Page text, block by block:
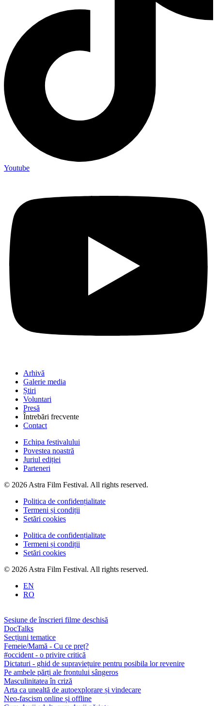
Youtube
Arhivă
Galerie media
Știri
Voluntari
Presă
Întrebări frecvente
Contact
Echipa festivalului
Povestea noastră
Juriul ediției
Parteneri
© 2026 Astra Film Festival. All rights reserved.
Politica de confidențialitate
Termeni și condiții
Setări cookies
Politica de confidențialitate
Termeni și condiții
Setări cookies
© 2026 Astra Film Festival. All rights reserved.
EN
RO
Sesiune de înscrieri filme deschisă
DocTalks
Secțiuni tematice
Femeie/Mamă - Cu ce preț?
#occident - o privire critică
Dictaturi - ghid de supraviețuire pentru posibila lor revenire
Pe ambele părți ale frontului sângeros
Masculinitatea în criză
Arta ca unealtă de autoexplorare și vindecare
Neo-fascism online și offline